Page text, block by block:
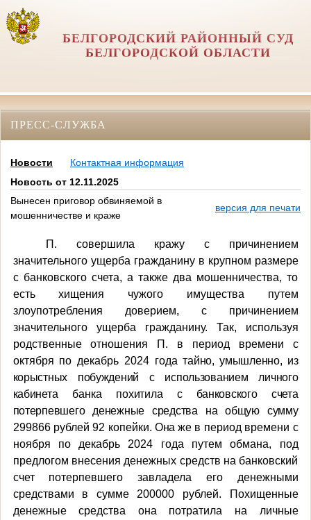
БЕЛГОРОДСКИЙ РАЙОННЫЙ СУД
БЕЛГОРОДСКОЙ ОБЛАСТИ
ПРЕСС-СЛУЖБА
Новости
Контактная информация
Новость от 12.11.2025
Вынесен приговор обвиняемой в
мошенничестве и краже
версия для печати
П. совершила кражу с причинением
значительного ущерба гражданину в крупном размере
с банковского счета, а также два мошенничества, то
есть хищения чужого имущества путем
злоупотребления доверием, с причинением
значительного ущерба гражданину. Так, используя
родственные отношения П. в период времени с
октября по декабрь 2024 годатайно, умышленно, из
корыстных побуждений с использованием личного
кабинета банка похитила с банковского счета
потерпевшего денежные средства на общую сумму
299866 рублей 92 копейки. Она же в период времени с
ноября по декабрь 2024 года путем обмана, под
предлогом внесения денежных средств на банковский
счет потерпевшего завладела его денежными
средствами в сумме 200000 рублей.
Похищенные
денежные средства она потратила на личные